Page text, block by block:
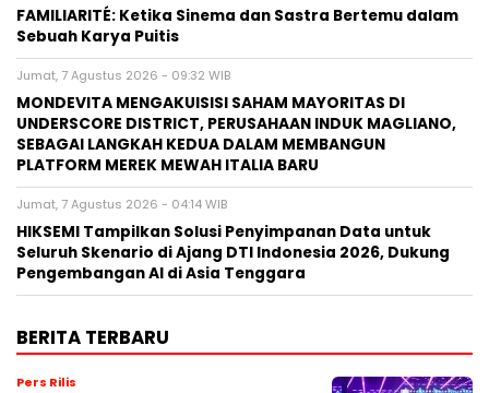
FAMILIARITÉ: Ketika Sinema dan Sastra Bertemu dalam
Sebuah Karya Puitis
Jumat, 7 Agustus 2026 - 09:32 WIB
MONDEVITA MENGAKUISISI SAHAM MAYORITAS DI
UNDERSCORE DISTRICT, PERUSAHAAN INDUK MAGLIANO,
SEBAGAI LANGKAH KEDUA DALAM MEMBANGUN
PLATFORM MEREK MEWAH ITALIA BARU
Jumat, 7 Agustus 2026 - 04:14 WIB
HIKSEMI Tampilkan Solusi Penyimpanan Data untuk
Seluruh Skenario di Ajang DTI Indonesia 2026, Dukung
Pengembangan AI di Asia Tenggara
BERITA TERBARU
Pers Rilis